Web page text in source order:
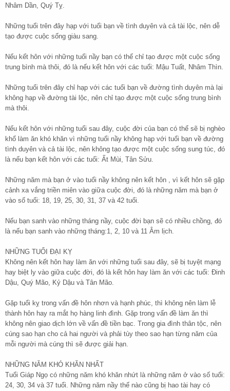
Nhâm Dần, Quý Tỵ.
Những tuổi trên đây hạp với tuổi bạn về tình duyên và cả tài lộc, nên dễ
tạo được cuộc sống giàu sang.
Nếu kết hôn với những tuổi nầy bạn có thể chỉ tạo được một cuộc sống
trung bình mà thôi, đó là nếu kết hôn với các tuổi: Mậu Tuất, Nhâm Thìn.
Những tuổi trên đây chỉ hạp với các tuổi bạn về đường tình duyên mà lại
không hạp về đường tài lộc, nên chỉ tạo được một cuộc sống trung bình
mà thôi.
Nếu kết hôn với những tuổi sau đây, cuộc đời của bạn có thể sẽ bị nghèo
khổ làm ăn khó khăn vì những tuổi nầy không hạp với tuổi bạn về đường
tình duyên và cả tài lộc, nên không tạo được một cuộc sống sung túc, đó
là nếu bạn kết hôn với các tuổi: Ất Mùi, Tân Sửu.
Những năm mà bạn ở vào tuổi nầy không nên kết hôn , vì kết hôn sẽ gặp
cảnh xa vắng triền miên vào giữa cuộc đời, đó là những năm mà bạn ở
vào số tuổi: 18, 19, 25, 30, 31, 37 và 42 tuổi.
Nếu bạn sanh vào những tháng nầy, cuộc đời bạn sẽ có nhiều chồng, đó
là nếu bạn sanh vào những tháng:1, 2, 10 và 11 Âm lịch.
NHỮNG TUỔI ĐẠI KỴ
Không nên kết hôn hay làm ăn với những tuổi sau đây, sẽ bị tuyệt mạng
hay biệt ly vào giữa cuộc đời, đó là kết hôn hay làm ăn với các tuổi: Đinh
Dậu, Quý Mão, Kỷ Dậu và Tân Mão.
Gặp tuổi kỵ trong vấn đề hôn nhơn và hạnh phúc, thì không nên làm lễ
thành hôn hay ra mắt họ hàng linh đình. Gặp trong vấn đề làm ăn thì
không nên giao dịch lớn về vấn đề tiền bạc. Trong gia đình thân tộc, nên
cúng sao hạn cho cả hai người và phải tùy theo sao hạn từng năm của
mỗi người mà cúng thì sẽ được giải hạn.
NHỮNG NĂM KHÓ KHĂN NHẤT
Tuổi Giáp Ngọ có những năm khó khăn nhứt là những năm ở vào số tuổi:
24, 30, 34 và 37 tuổi. Những năm nầy thế nào cũng bị hao tài hay có